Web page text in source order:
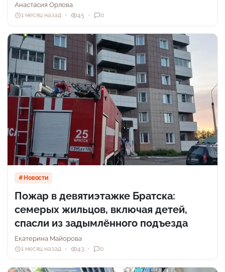
Анастасия Орлова
1 месяц назад 45 0
Новости
Пожар в девятиэтажке Братска:
семерых жильцов, включая детей,
спасли из задымлённого подъезда
Екатерина Майорова
1 месяц назад 43 0